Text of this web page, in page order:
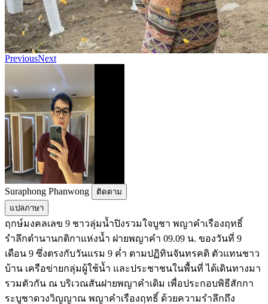
PreviousNext
Suraphong Phanwong
ติดตาม
แปลภาษา
ฤกษ์มงคลเลข 9 ชาวลุ่มน้ำปิงรวมใจบูชา พญาคำเรืองฤทธิ์
รำลึกตำนานกติกาแห่งน้ำ ฝายพญาคำ 09.09 น. ของวันที่ 9
เดือน 9 ซึ่งตรงกับวันแรม 9 ค่ำ ตามปฏิทินจันทรคติ ตัวแทนชาว
บ้าน เครือข่ายกลุ่มผู้ใช้น้ำ และประชาชนในพื้นที่ ได้เดินทางมา
รวมตัวกัน ณ บริเวณสันฝายพญาคำเดิม เพื่อประกอบพิธีสักกา
ระบูชาดวงวิญญาณ พญาคำเรืองฤทธิ์ ด้วยความรำลึกถึง